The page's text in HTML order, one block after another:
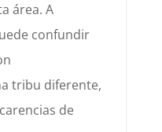
área. A
confundir
tribu diferente,
de